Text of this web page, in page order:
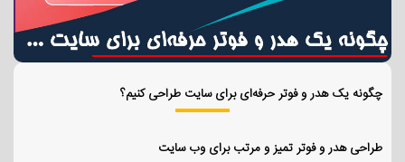
چگونه یک هدر و فوتر حرفه‌ای برای سایت طراحی کنیم؟
طراحی هدر و فوتر تمیز و مرتب برای وب سایت